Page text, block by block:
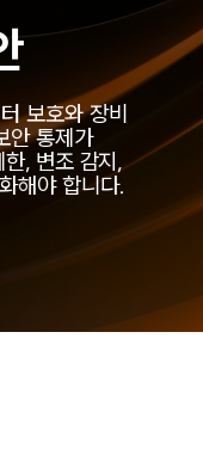
보호와 장비
안 통제가
, 변조 감지,
해야 합니다.